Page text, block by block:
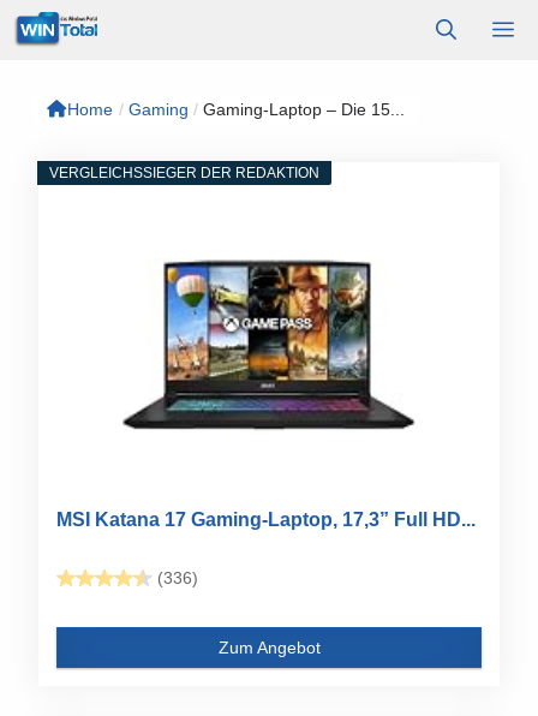
Zum
Inhalt
Home / Gaming / Gaming-Laptop – Die 15...
VERGLEICHSSIEGER DER REDAKTION
MSI Katana 17 Gaming-Laptop, 17,3” Full HD...
(336)
Zum Angebot